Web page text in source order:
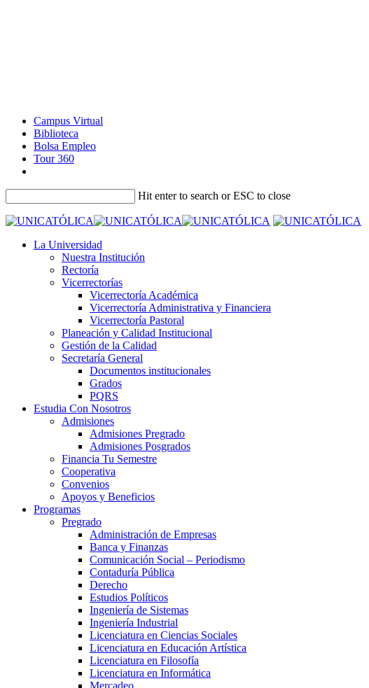
Campus Virtual
Biblioteca
Bolsa Empleo
Tour 360
Hit enter to search or ESC to close
La Universidad
Nuestra Institución
Rectoría
Vicerrectorías
Vicerrectoría Académica
Vicerrectoría Administrativa y Financiera
Vicerrectoría Pastoral
Planeación y Calidad Institucional
Gestión de la Calidad
Secretaría General
Documentos institucionales
Grados
PQRS
Estudia Con Nosotros
Admisiones
Admisiones Pregrado
Admisiones Posgrados
Financia Tu Semestre
Cooperativa
Convenios
Apoyos y Beneficios
Programas
Pregrado
Administración de Empresas
Banca y Finanzas
Comunicación Social – Periodismo
Contaduría Pública
Derecho
Estudios Políticos
Ingeniería de Sistemas
Ingeniería Industrial
Licenciatura en Ciencias Sociales
Licenciatura en Educación Artística
Licenciatura en Filosofía
Licenciatura en Informática
Mercadeo